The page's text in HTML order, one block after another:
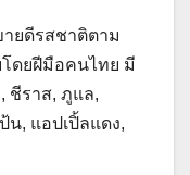
ายดีรสชาติตาม
ดยฝีมือคนไทย มี
ชีราส, ภูแล,
, แอปเปิ้ลแดง,